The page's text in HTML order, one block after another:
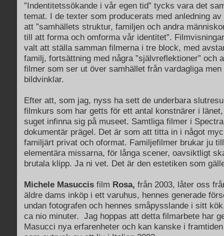
”Indentitetssökande i vår egen tid” tycks vara det
temat. I de texter som producerats med anledning
att ”samhällets struktur, familjen och andra
till att forma och omforma vår identitet”.
valt att ställa samman filmerna i tre block, med
familj, fortsättning med några ”självreflektioner” och
filmer som ser ut över samhället från vardagliga
bildvinklar.
Efter att, som jag, nyss ha sett de underbara
filmkurs som har getts för ett antal konstnärer i
suget infinna sig på museet. Samtliga filmer i
dokumentär prägel. Det är som att titta in i något
familjärt privat och oformat. Familjefilmer brukar ju
elementära missarna, för långa scener, oavsiktligt
brutala klipp. Ja ni vet. Det är den estetiken som
Michele Masuccis film Rosa, från 2003, låter oss
äldre dams inköp i ett varuhus, hennes generade
undan fotografen och hennes småpysslande i sitt
ca nio minuter. Jag hoppas att detta filmarbete har
Masucci nya erfarenheter och kan kanske i